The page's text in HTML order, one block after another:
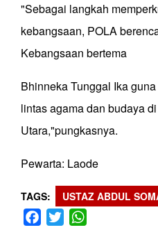
"Sebagai langkah
kebangsaan, POLA
Kebangsaan bertema
Bhinneka Tunggal Ika
lintas agama dan budaya
Utara,"pungkasnya.
Pewarta: Laode
TAGS USTAZ ABDUL
Facebook
Twitter